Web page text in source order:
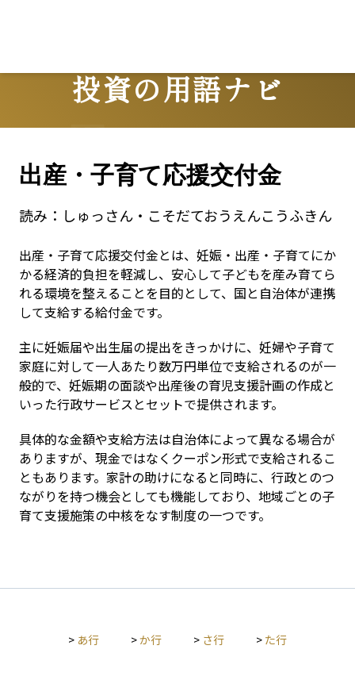
投資の用語ナビ
Terms
出産・子育て応援交付金
読み： しゅっさん・こそだておうえんこうふきん
出産・子育て応援交付金とは、妊娠・出産・子育てにか
かる経済的負担を軽減し、安心して子どもを産み育てら
れる環境を整えることを目的として、国と自治体が連携
して支給する給付金です。
主に妊娠届や出生届の提出をきっかけに、妊婦や子育て
家庭に対して一人あたり数万円単位で支給されるのが一
般的で、妊娠期の面談や出産後の育児支援計画の作成と
いった行政サービスとセットで提供されます。
具体的な金額や支給方法は自治体によって異なる場合が
ありますが、現金ではなくクーポン形式で支給されるこ
ともあります。家計の助けになると同時に、行政とのつ
ながりを持つ機会としても機能しており、地域ごとの子
育て支援施策の中核をなす制度の一つです。
> あ行 >か行 > さ行 > た行